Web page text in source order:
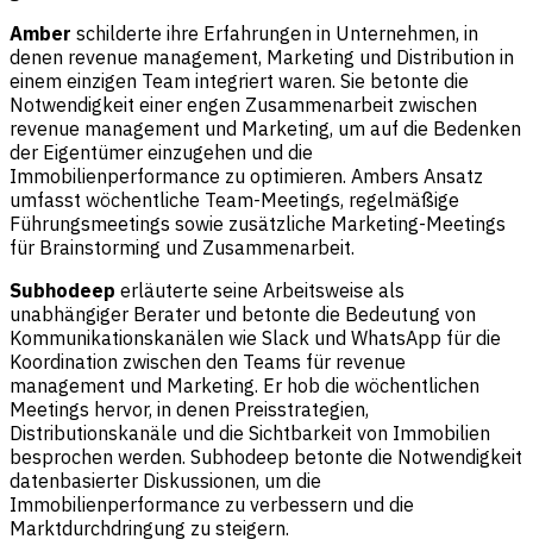
Amber schilderte ihre Erfahrungen in Unternehmen, in
denen revenue management, Marketing und Distribution in
einem einzigen Team integriert waren. Sie betonte die
Notwendigkeit einer engen Zusammenarbeit zwischen
revenue management und Marketing, um auf die Bedenken
der Eigentümer einzugehen und die
Immobilienperformance zu optimieren. Ambers Ansatz
umfasst wöchentliche Team-Meetings, regelmäßige
Führungsmeetings sowie zusätzliche Marketing-Meetings
für Brainstorming und Zusammenarbeit.
Subhodeep erläuterte seine Arbeitsweise als
unabhängiger Berater und betonte die Bedeutung von
Kommunikationskanälen wie Slack und WhatsApp für die
Koordination zwischen den Teams für revenue
management und Marketing. Er hob die wöchentlichen
Meetings hervor, in denen Preisstrategien,
Distributionskanäle und die Sichtbarkeit von Immobilien
besprochen werden. Subhodeep betonte die Notwendigkeit
datenbasierter Diskussionen, um die
Immobilienperformance zu verbessern und die
Marktdurchdringung zu steigern.